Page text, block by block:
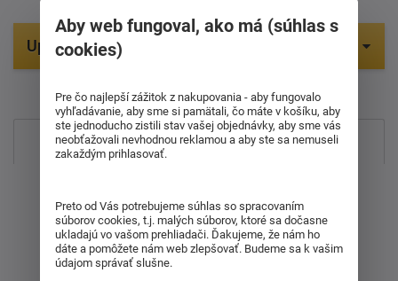
Upresniť parametre
Najpredávanejšie
Od najlacnejšieho
Aby web fungoval, ako má (súhlas s
cookies)
Pre čo najlepší zážitok z nakupovania - aby fungovalo
vyhľadávanie, aby sme si pamätali, čo máte v košíku, aby
ste jednoducho zistili stav vašej objednávky, aby sme vás
neobťažovali nevhodnou reklamou a aby ste sa nemuseli
zakaždým prihlasovať.
Preto od Vás potrebujeme súhlas so spracovaním
súborov cookies, t.j. malých súborov, ktoré sa dočasne
ukladajú vo vašom prehliadači. Ďakujeme, že nám ho
dáte a pomôžete nám web zlepšovať. Budeme sa k vašim
údajom správať slušne.